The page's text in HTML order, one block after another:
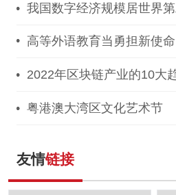
我国数字经济规模居世界
高等外语教育当勇担新使命
2022年区块链产业的10大
粤港澳大湾区文化艺术节
友情链接